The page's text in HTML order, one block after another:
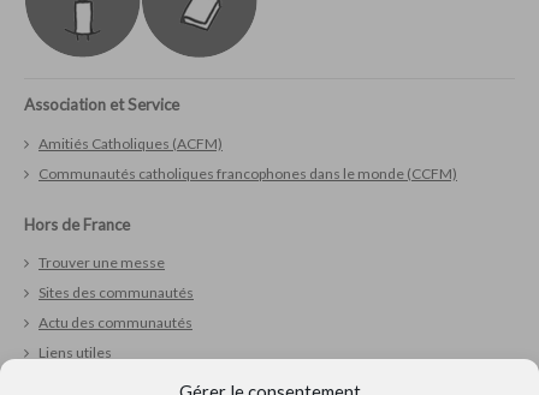
Association et Service
Amitiés Catholiques (ACFM)
Communautés catholiques francophones dans le monde (CCFM)
Hors de France
Trouver une messe
Sites des communautés
Actu des communautés
Liens utiles